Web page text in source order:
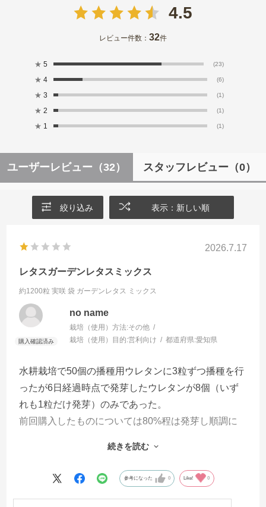
4.5
レビュー件数： 32件
★ 5 (23)
★ 4 (6)
★ 3 (1)
★ 2 (1)
★ 1 (1)
ユーザーレビュー （32） スタッフレビュー （0）
絞り込み 表示：新しい順
2026.7.17
レタスガーデンレタスミックス
約1200粒 実咲 袋 ガーデンレタス ミックス
no name
栽培（使用）方法:その他
栽培（使用）目的:営利向け 都道府県:愛知県
水耕栽培で50個の播種用ウレタンに3粒ずつ播種を行
ったが6日経過時点で発芽したウレタンが8個（いず
れも1粒だけ発芽）のみであった。
前回購入したものについては80%程は発芽し順調に
続きを読む
参考になった 0 Like! 0